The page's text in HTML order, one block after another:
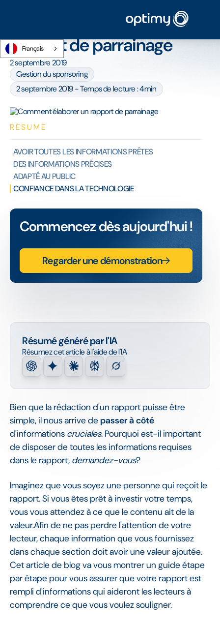
Français
Comment élaborer un
rapport de parrainage
2 septembre 2019
Gestion du sponsoring
2 septembre 2019 - Temps de lecture : 4min
Résumé généré par l'IA
Résumez cet article à l'aide de l'IA
Bien que la rédaction d'un rapport puisse être
simple, il nous arrive depasser à côté
d'informations cruciales. Pourquoi est-il important
de disposer de toutes les informations requises
dans le rapport, demandez-vous?
Imaginez que vous soyez une personne qui reçoit le
rapport. Si vous êtes prêt à investir votre temps,
vous vous attendez à ce que le contenu ait de la
valeur.Afin de ne pas perdre l'attention de votre
lecteur, chaque information que vous fournissez
dans chaque section doit avoir une valeur ajoutée.
Cet article de blog va vous montrer un guide étape
par étape pour vous assurer que votre rapport est
rempli d'informations qui aideront les lecteurs à
comprendre ce que vous voulez souligner.
RÉSUMÉ
AVOIR TOUTES LES INFORMATIONS PRÊTES
DES INFORMATIONS PRÉCISES
ADAPTÉ AU PUBLIC
CONFIANCE DANS LA TECHNOLOGIE
Commencez dès aujourd'hui !
Regarder une démonstration